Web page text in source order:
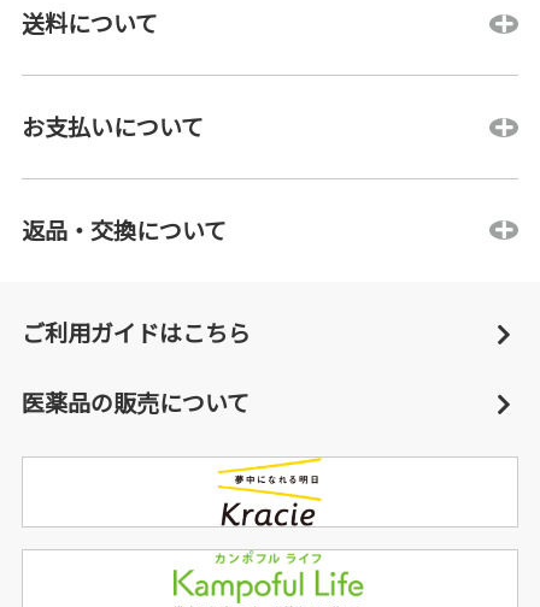
送料について
お支払いについて
返品・交換について
ご利用ガイドはこちら
医薬品の販売について